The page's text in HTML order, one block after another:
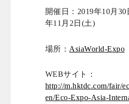
開催日：2019年10月30
年11月2日(土)
場所： AsiaWorld-Expo
WEBサイト：
http://m.hktdc.com/fair/
en/Eco-Expo-Asia-